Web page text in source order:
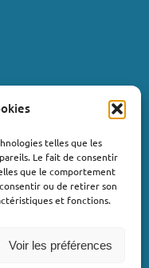
telles que les
Le fait de consentir
que le comportement
ou de retirer son
et fonctions.
Voir les préférences